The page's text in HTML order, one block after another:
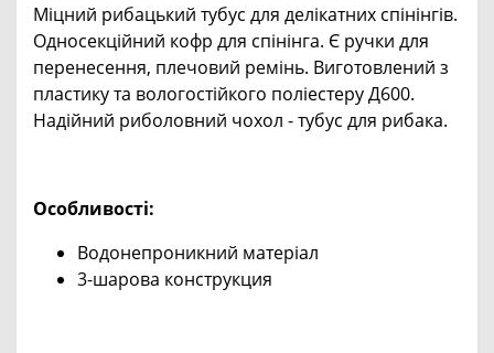
Міцний рибацький тубус для делікатних спінінгів.
Односекційний кофр для спінінга. Є ручки для
перенесення, плечовий ремінь. Виготовлений з
пластику та вологостійкого поліестеру Д600.
Надійний риболовний чохол - тубус для рибака.
Особливості:
Водонепроникний матеріал
3-шарова конструкция